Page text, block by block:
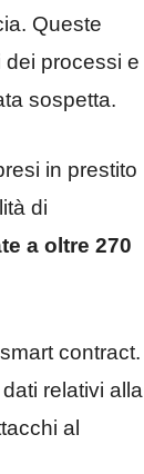
Queste
dei processi e
sospetta.
in prestito
di
a oltre 270
contract.
relativi alla
al